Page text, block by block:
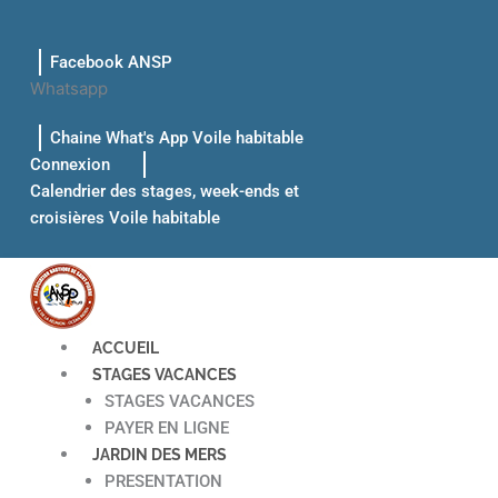
contenuFacebook ANSP
Whatsapp
Chaine What's App Voile habitable
Connexion
Calendrier des stages, week-ends et
croisières Voile habitable
ACCUEIL
STAGES VACANCES
STAGES VACANCES
PAYER EN LIGNE
JARDIN DES MERS
PRESENTATION